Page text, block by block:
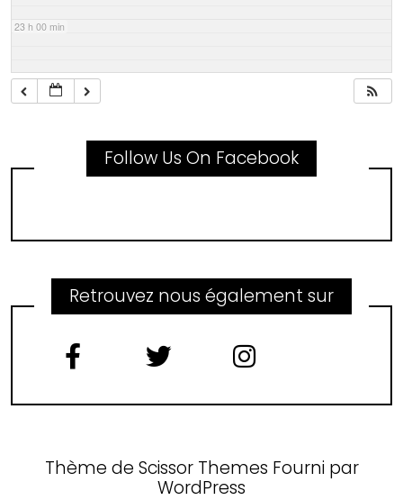
23 h 00 min
Follow Us On Facebook
Retrouvez nous également sur
Thème de Scissor Themes Fourni par
WordPress